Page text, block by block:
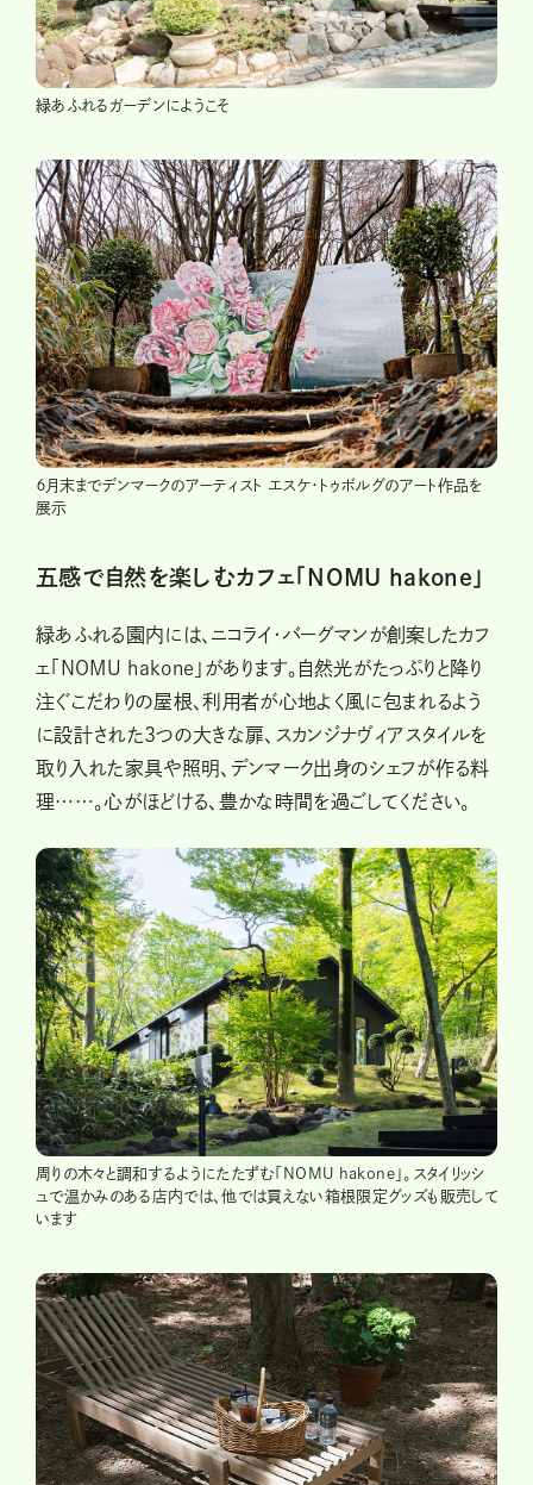
緑あふれるガーデンにようこそ
６月末までデンマークのアーティスト エスケ・トゥボルグのアート作品を
展示
五感で自然を楽しむカフェ「NOMU hakone」
緑あふれる園内には、ニコライ・バーグマンが創案したカフ
ェ「NOMU hakone」があります。自然光がたっぷりと降り
注ぐこだわりの屋根、利用者が心地よく風に包まれるよう
に設計された3つの大きな扉、スカンジナヴィアスタイルを
取り入れた家具や照明、デンマーク出身のシェフが作る料
理……。心がほどける、豊かな時間を過ごしてください。
周りの木々と調和するようにたたずむ「NOMU hakone」。スタイリッシ
ュで温かみのある店内では、他では買えない箱根限定グッズも販売して
います